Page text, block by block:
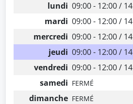
lundi 09:00 - 12:00 /
mardi 09:00 - 12:00 /
mercredi 09:00 - 12:00 /
jeudi 09:00 - 12:00 /
vendredi 09:00 - 12:00 /
samedi FERMÉ
dimanche FERMÉ